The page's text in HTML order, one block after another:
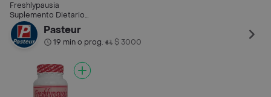
Freshlypausia
Suplemento Dietario
(50 mg) 50 Cápsulas
Pasteur
19 min o prog.• $ 3000